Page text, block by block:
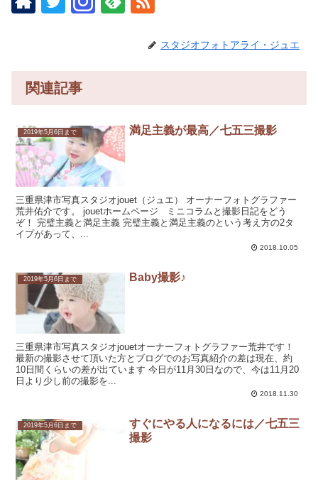
スタジオフォトアライ・ジュエ
関連記事
2019年5月6日まで 満足主義が最高／七五三撮影
三重県津市写真スタジオjouet（ジュエ） オーナーフォトグラファー
荒井佑介です。 jouetホームページ ミニコラムと撮影日記をどう
ぞ！ 完璧主義と満足主義 完璧主義と満足主義のという考え方の2タ
イプがあって、...
2018.10.05
2019年5月6日まで Baby撮影♪
三重県津市写真スタジオjouetオーナーフォトグラファー荒井です！
最新の撮影させて頂いた方とブログでのお写真紹介の差は現在、約
10日間くらいの差が出ています 今日が11月30日なので、今は11月20
日より少し前の撮影を...
2018.11.30
2019年5月6日まで
すぐにやる人になるには／七五三
撮影